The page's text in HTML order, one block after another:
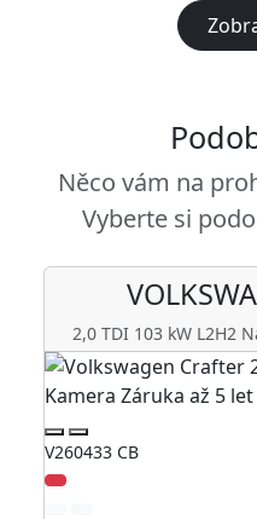
Něco vám na
Vyberte si
2,0 TDI 103 kW L2H2
V260433 CB